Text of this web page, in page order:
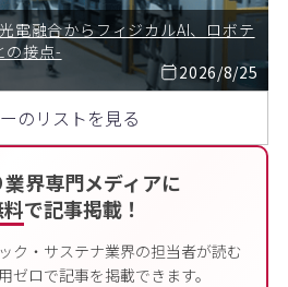
界専門メディアに
で記事掲載！
ク・サステナ業界の担当者が読む
ゼロで記事を掲載できます。
電融合からフィジカルAI、ロボテ
の接点-
2026/8/25
のリストを見る